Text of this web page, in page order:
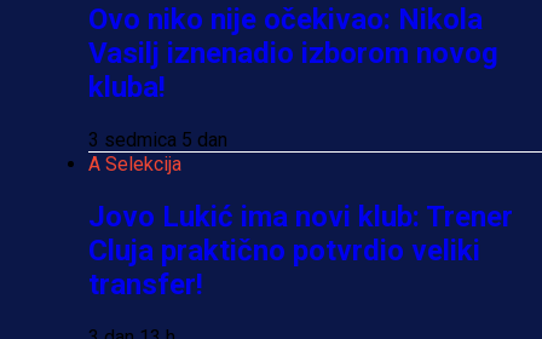
Ovo niko nije očekivao: Nikola
Vasilj iznenadio izborom novog
kluba!
3 sedmica 5 dan
A Selekcija
Jovo Lukić ima novi klub: Trener
Cluja praktično potvrdio veliki
transfer!